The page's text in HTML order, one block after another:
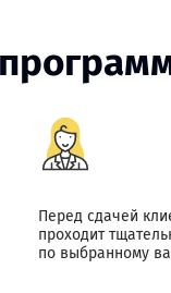
Перед сдачей
проходит
по выбранному